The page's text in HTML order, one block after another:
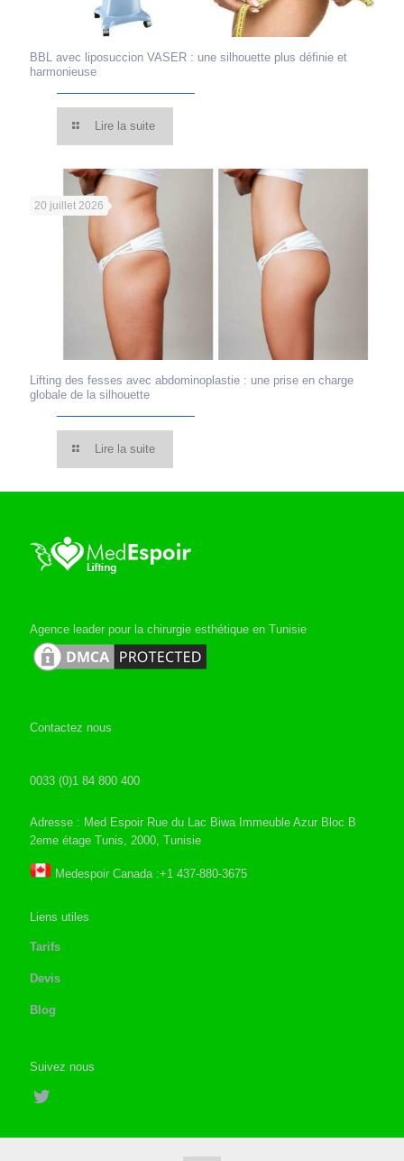
BBL avec liposuccion VASER : une silhouette plus définie et
harmonieuse
Lire la suite
20 juillet 2026
Lifting des fesses avec abdominoplastie : une prise en charge
globale de la silhouette
Lire la suite
Agence leader pour la chirurgie esthétique en Tunisie
Contactez nous
0033 (0)1 84 800 400
Adresse : Med Espoir Rue du Lac Biwa Immeuble Azur Bloc B
2eme étage Tunis, 2000, Tunisie
Medespoir Canada :+1 437-880-3675
Liens utiles
Tarifs
Devis
Blog
Suivez nous